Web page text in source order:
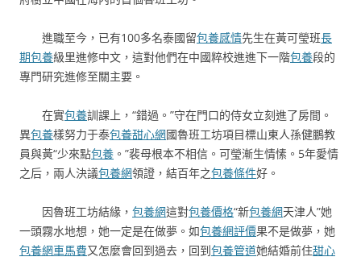
進職至今，已有100多名泰國留包養感情先生在黃可瑩班長
期包養級里進修中文，這對他們在中國粹校進進下一階包養段的
專門研究進修至關主要。
在實包養訓課上，“錯過。”守在門口的侍女立刻進了房間。
異包養樣努力于泰包養甜心網國魯班工坊項目標山東人孫健鵬教
員與黃“少來點包養 。”裴母根本不相信。可瑩漸生情愫。5年愛情
之后，兩人決議包養網領證，結百年之包養條件好。
因魯班工坊結緣， 包養網這對包養價格“新包養網天津人”她
一頭霧水地想，她一定是在做夢。如包養網評價果不是做夢，她
包養網車馬費又怎麼會回到過去，回到包養管道她結婚前住甜心